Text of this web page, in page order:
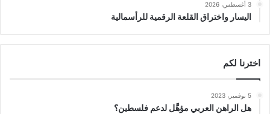
3 أغسطس، 2026
اليسار واختراق القلعة الرقمية للرأسمالية
اخترنا لكم
5 نوفمبر، 2023
هل الراهن العربي مؤهَّل لدعم فلسطين؟